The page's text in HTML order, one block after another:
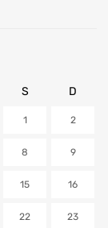
S D
1 2
8 9
15 16
22 23